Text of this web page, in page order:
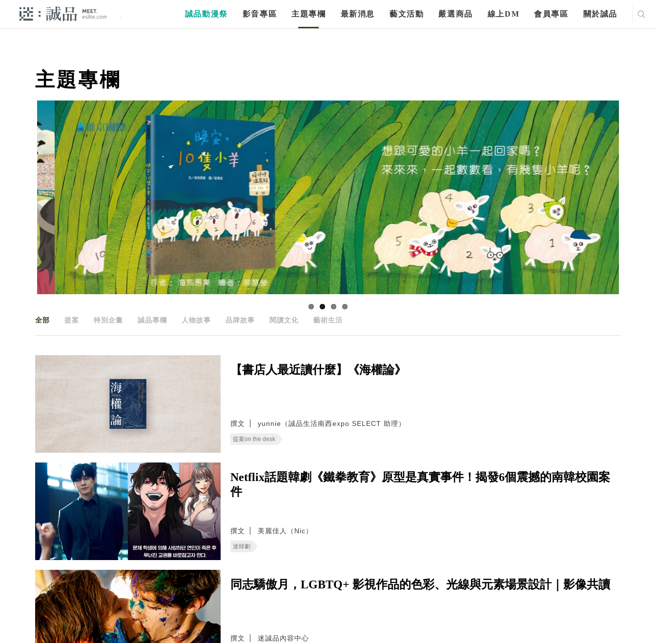
誠品動漫祭 影音專區 主題專欄 最新消息 藝文活動 嚴選商品 線上DM 會員專區 關於誠品
主題專欄
全部 提案 特別企畫 誠品專欄 人物故事 品牌故事 閱讀文化 藝術生活
【書店人最近讀什麼】《海權論》
撰文 yunnie（誠品生活南西expo SELECT 助理）
提案on the desk
Netflix話題韓劇《鐵拳教育》原型是真實事件！揭發6個震撼的南韓校園案
件
撰文 美麗佳人（Nic）
迷韓劇
同志驕傲月，LGBTQ+ 影視作品的色彩、光線與元素場景設計｜影像共讀
撰文 迷誠品內容中心